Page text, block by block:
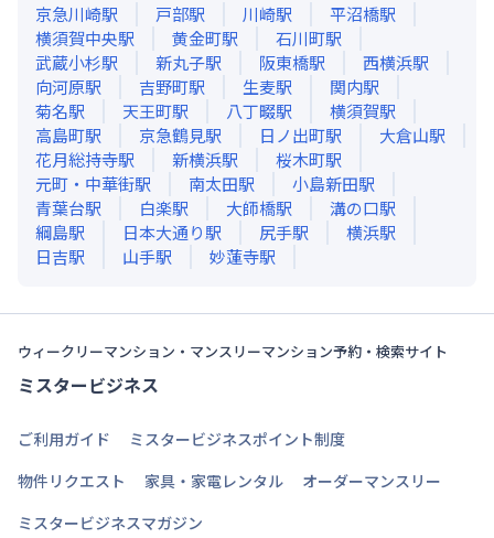
京急川崎駅 戸部駅 川崎駅 平沼橋駅
横須賀中央駅 黄金町駅 石川町駅
武蔵小杉駅 新丸子駅 阪東橋駅 西横浜駅
向河原駅 吉野町駅 生麦駅 関内駅
菊名駅 天王町駅 八丁畷駅 横須賀駅
高島町駅 京急鶴見駅 日ノ出町駅 大倉山駅
花月総持寺駅 新横浜駅 桜木町駅
元町・中華街駅 南太田駅 小島新田駅
青葉台駅 白楽駅 大師橋駅 溝の口駅
綱島駅 日本大通り駅 尻手駅 横浜駅
日吉駅 山手駅 妙蓮寺駅
ウィークリーマンション・マンスリーマンション予約・検索サイト
ミスタービジネス
ご利用ガイド
ミスタービジネスポイント制度
物件リクエスト
家具・家電レンタル
オーダーマンスリー
ミスタービジネスマガジン